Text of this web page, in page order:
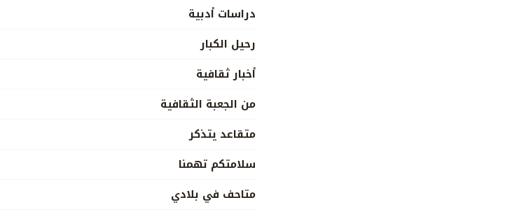
دراسات أدبية
رحيل الكبار
أخبار ثقافية
من الجعبة الثقافية
متقاعد يتذكر
سلامتكم تهمنا
متاحف في بلادي